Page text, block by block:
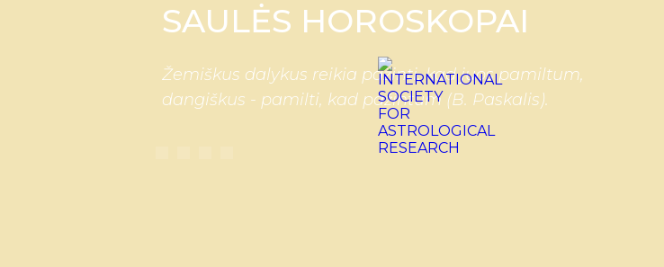
SAULĖS HOROSKOPAI
Žemiškus dalykus reikia pažinti, kad juos pamiltum,
dangiškus - pamilti, kad pažintum (B. Paskalis).